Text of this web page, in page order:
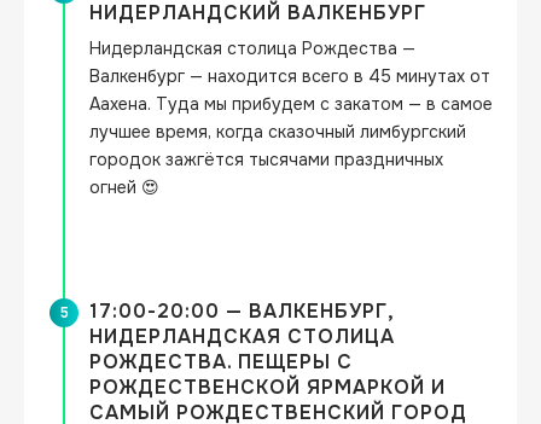
НИДЕРЛАНДСКИЙ ВАЛКЕНБУРГ
Нидерландская столица Рождества —
Валкенбург — находится всего в 45 минутах от
Аахена. Туда мы прибудем с закатом — в самое
лучшее время, когда сказочный лимбургский
городок зажгётся тысячами праздничных
огней 😍
5
17:00-20:00 — ВАЛКЕНБУРГ,
НИДЕРЛАНДСКАЯ СТОЛИЦА
РОЖДЕСТВА. ПЕЩЕРЫ С
РОЖДЕСТВЕНСКОЙ ЯРМАРКОЙ И
САМЫЙ РОЖДЕСТВЕНСКИЙ ГОРОД